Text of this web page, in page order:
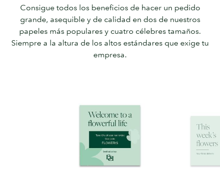
Consigue todos los beneficios de hacer un pedido
grande, asequible y de calidad en dos de nuestros
papeles más populares y cuatro célebres tamaños.
Siempre a la altura de los altos estándares que exige tu
empresa.